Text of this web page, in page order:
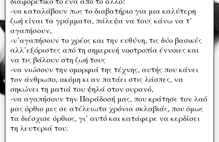
-να καταλάβουν πως το διαβατήριο για μια καλύτερη
ζωή είναι τα γράμματα, πάλεψα να τους κάνω να τ’
αγαπήσουν,
-ν’αγαπήσουν το χρέος και την ευθύνη, τις δύο βασικές
αλλ’εξόριστες από τη σημερινή νοοτροπία έννοιες και
να τις βάλουν στη ζωή τους
-να νιώσουν την ομορφιά της τέχνης, αυτής που κάνει
τον άνθρωπο, ακόμη κι αν πατάει στις λάσπες, να
σηκώνει τη ματιά του ψηλά στον ουρανό,
-να αγαπήσουν την Παράδοσή μας, που κράτησε τον λαό
μας όρθιο μες σε ατέλειωτα χρόνια σκλαβιάς, που όμως
τα διέσχισε όρθιος, γι’ αυτό και κατάφερε να κερδίσει
τη λευτεριά του.